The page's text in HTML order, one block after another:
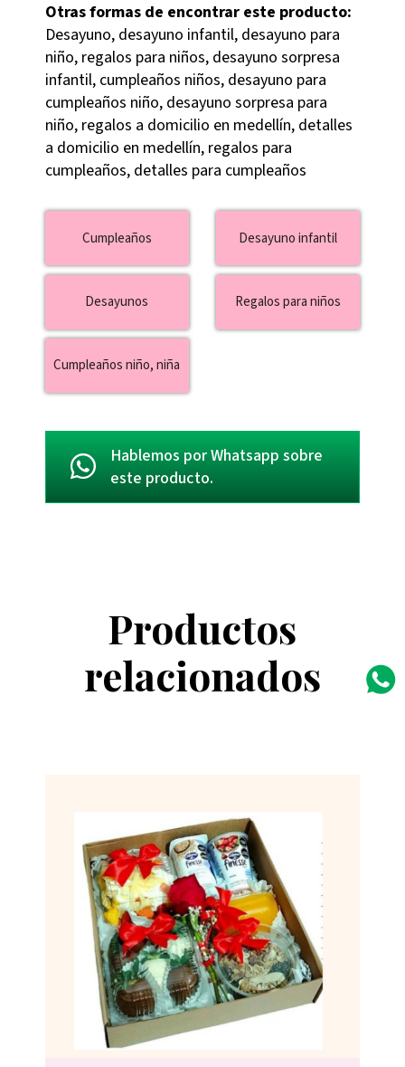
Otras formas de encontrar este producto:
Desayuno, desayuno infantil, desayuno para
niño, regalos para niños, desayuno sorpresa
infantil, cumpleaños niños, desayuno para
cumpleaños niño, desayuno sorpresa para
niño, regalos a domicilio en medellín, detalles
a domicilio en medellín, regalos para
cumpleaños, detalles para cumpleaños
Cumpleaños Desayuno infantil
Desayunos Regalos para niños
Cumpleaños niño, niña
Hablemos por Whatsapp sobre
este producto.
Productos
relacionados